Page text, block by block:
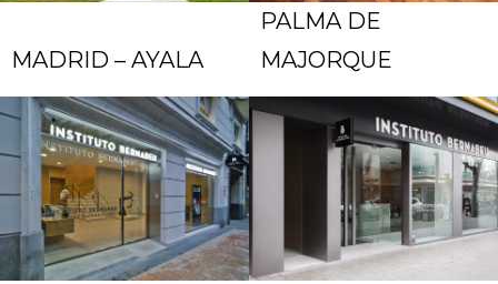
MADRID – AYALA
PALMA DE
MAJORQUE